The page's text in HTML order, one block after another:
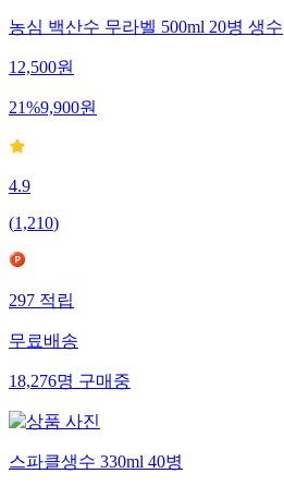
농심 백산수 무라벨 500ml 20병 생수
12,500원
21%9,900원
4.9
(1,210)
297적립
무료배송
18,276명구매중
스파클생수 330ml 40병